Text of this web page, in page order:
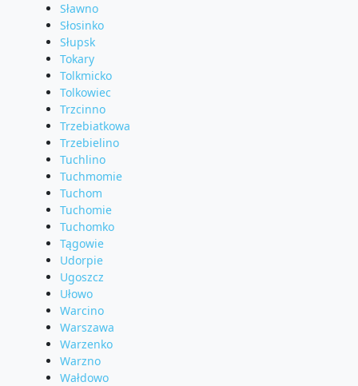
Sławno
Słosinko
Słupsk
Tokary
Tolkmicko
Tolkowiec
Trzcinno
Trzebiatkowa
Trzebielino
Tuchlino
Tuchmomie
Tuchom
Tuchomie
Tuchomko
Tągowie
Udorpie
Ugoszcz
Ułowo
Warcino
Warszawa
Warzenko
Warzno
Wałdowo